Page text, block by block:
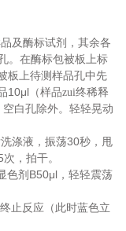
及酶标试剂，其余各
。在酶标包被板上标
板上待测样品孔中先
10μl （样品zui终稀释
空白孔除外。轻轻晃动
涤液，振荡30秒，甩
次，拍干。
色剂 B50μl ，轻轻震荡
终止反应（此时蓝色立